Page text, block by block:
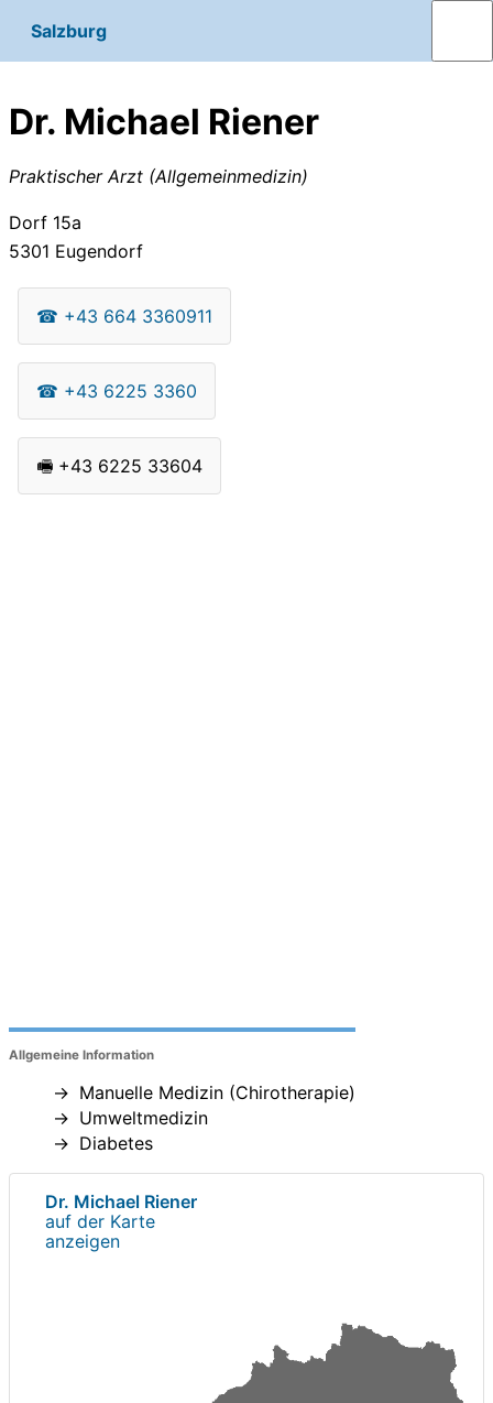
Salzburg
Dr. Michael Riener
Praktischer Arzt (Allgemeinmedizin)
Dorf 15a
5301 Eugendorf
☎ +43 664 3360911
☎ +43 6225 3360
🖷 +43 6225 33604
Allgemeine Information
Manuelle Medizin (Chirotherapie)
Umweltmedizin
Diabetes
Dr. Michael Riener
auf der Karte
anzeigen